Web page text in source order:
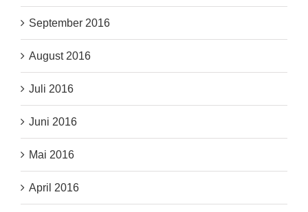
September 2016
August 2016
Juli 2016
Juni 2016
Mai 2016
April 2016